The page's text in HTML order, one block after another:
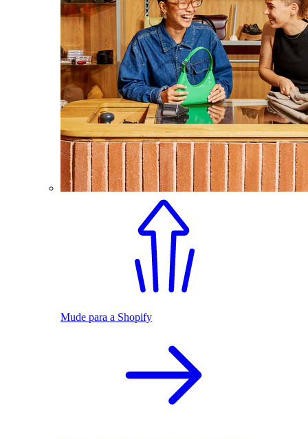
Mude para a Shopify